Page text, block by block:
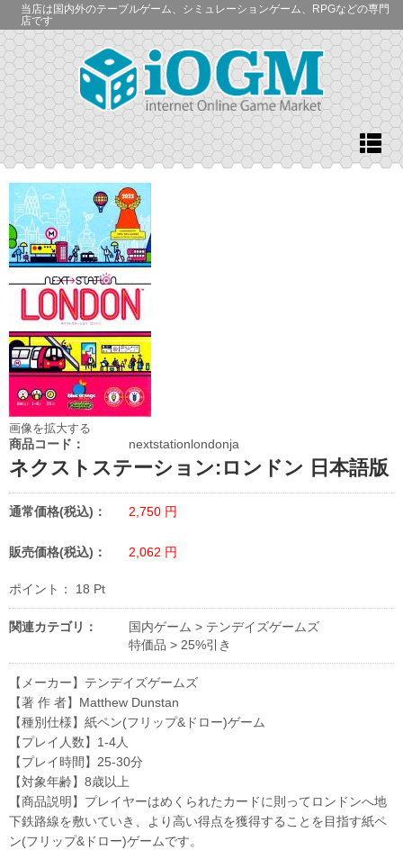
当店は国内外のテーブルゲーム、シミュレーションゲーム、RPGなどの専門
店です
画像を拡大する
商品コード： nextstationlondonja
ネクストステーション:ロンドン 日本語版
通常価格(税込)： 2,750 円
販売価格(税込)： 2,062 円
ポイント： 18 Pt
関連カテゴリ： 国内ゲーム > テンデイズゲームズ
特価品 > 25%引き
【メーカー】テンデイズゲームズ
【著 作 者】Matthew Dunstan
【種別仕様】紙ペン(フリップ&ドロー)ゲーム
【プレイ人数】1-4人
【プレイ時間】25-30分
【対象年齢】8歳以上
【商品説明】プレイヤーはめくられたカードに則ってロンドンへ地
下鉄路線を敷いていき、より高い得点を獲得することを目指す紙ペ
ン(フリップ&ドロー)ゲームです。